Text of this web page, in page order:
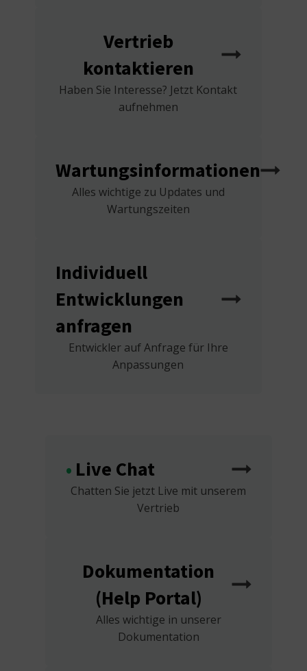
Vertrieb
kontaktieren
Haben Sie Interesse? Jetzt Kontakt
aufnehmen
Wartungsinformationen
Alles wichtige zu Updates und
Wartungszeiten
Individuell
Entwicklungen
anfragen
Entwickler auf Anfrage für Ihre
Anpassungen
Live Chat
Chatten Sie jetzt Live mit unserem
Vertrieb
Dokumentation
(Help Portal)
Alles wichtige in unserer
Dokumentation